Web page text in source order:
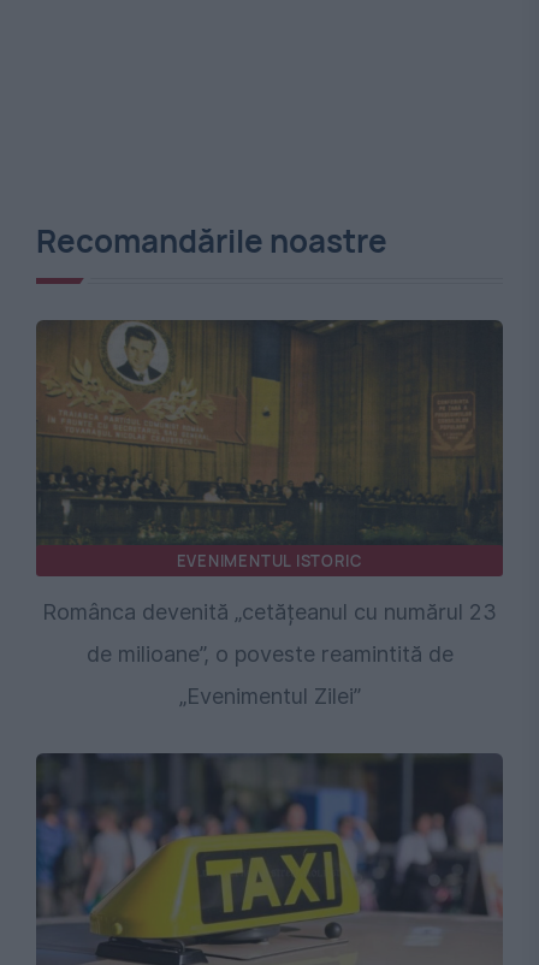
Recomandările noastre
EVENIMENTUL ISTORIC
Românca devenită „cetățeanul cu numărul 23
de milioane”, o poveste reamintită de
„Evenimentul Zilei”